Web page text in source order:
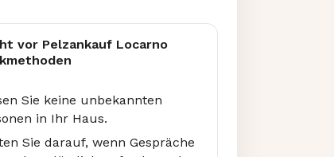
vor Pelzankauf Locarno
Sie keine unbekannten
in Ihr Haus.
Sie darauf, wenn Gespräche